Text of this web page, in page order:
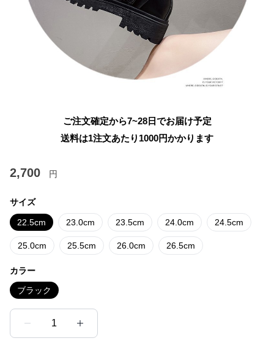
ご注文確定から7~28日でお届け予定
送料は1注文あたり 1000円かかります
2,700 円
サイズ
22.5cm 23.0cm 23.5cm 24.0cm 24.5cm
25.0cm 25.5cm 26.0cm 26.5cm
カラー
ブラック
1